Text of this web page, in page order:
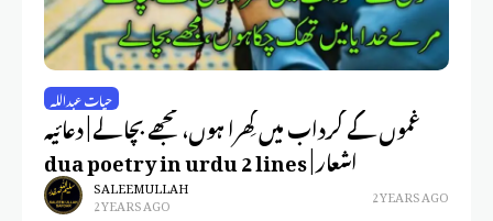
حیات عبداللہ
غموں کے گرداب میں گِھرا ہوں، مجھے بچا لے | دعائیہ
اشعار | dua poetry in urdu 2 lines
SALEEM ULLAH
2 YEARS AGO 2 YEARS AGO